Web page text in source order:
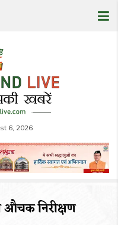
6, 2026
निरीक्षण